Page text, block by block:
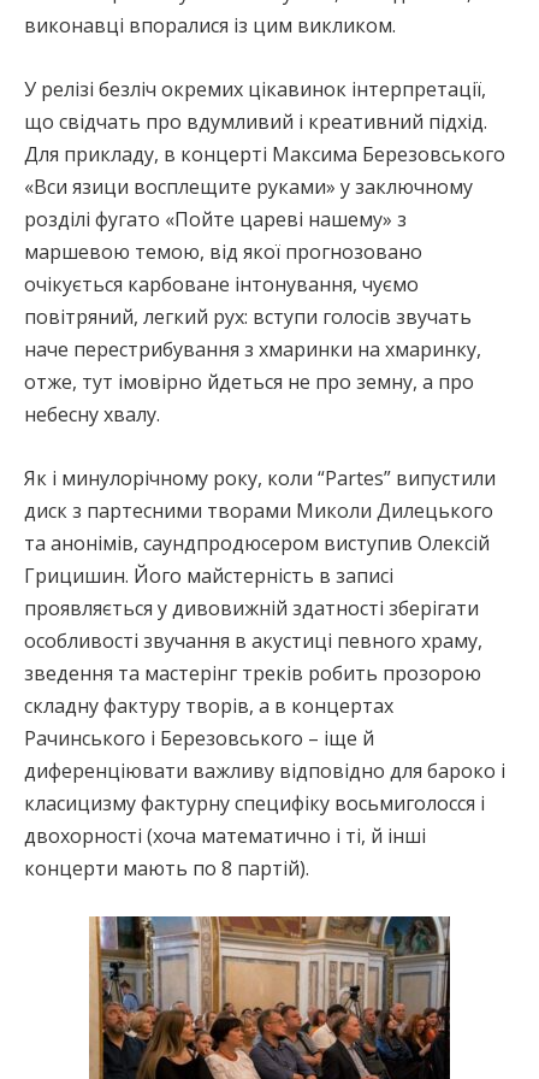
виконавці впоралися із цим викликом.
У релізі безліч окремих цікавинок інтерпретації,
що свідчать про вдумливий і креативний підхід.
Для прикладу, в концерті Максима Березовського
«Вси язици восплещите руками» у заключному
розділі фугато «Пойте цареві нашему» з
маршевою темою, від якої прогнозовано
очікується карбоване інтонування, чуємо
повітряний, легкий рух: вступи голосів звучать
наче перестрибування з хмаринки на хмаринку,
отже, тут імовірно йдеться не про земну, а про
небесну хвалу.
Як і минулорічному року, коли “Partes” випустили
диск з партесними творами Миколи Дилецького
та анонімів, саундпродюсером виступив Олексій
Грицишин. Його майстерність в записі
проявляється у дивовижній здатності зберігати
особливості звучання в акустиці певного храму,
зведення та мастерінг треків робить прозорою
складну фактуру творів, а в концертах
Рачинського і Березовського – іще й
диференціювати важливу відповідно для бароко і
класицизму фактурну специфіку восьмиголосся і
двохорності (хоча математично і ті, й інші
концерти мають по 8 партій).